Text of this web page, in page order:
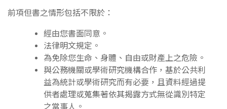
前項但書之情形包括不限於：
經由您書面同意。
法律明文規定。
為免除您生命、身體、自由或財產上之危險。
與公務機關或學術研究機構合作，基於公共利
益為統計或學術研究而有必要，且資料經過提
供者處理或蒐集著依其揭露方式無從識別特定
之當事人。